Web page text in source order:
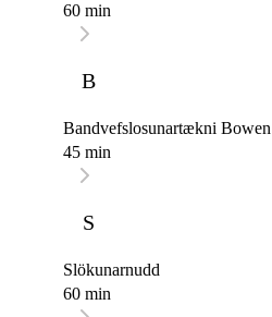
60 min
B
Bandvefslosunartækni Bowen
45 min
S
Slökunarnudd
60 min